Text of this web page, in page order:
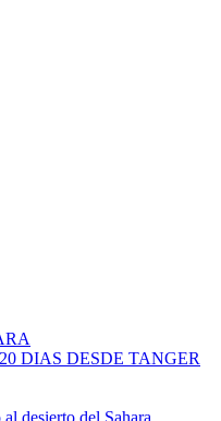
DIAS DESDE TANGER
desierto del Sahara